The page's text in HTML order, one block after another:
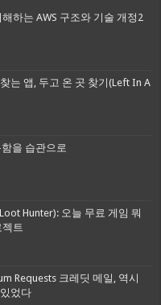
하는 AWS 구조와 기술 개정2
는 앱, 두고 온 곳 찾기(Left In A
을 습관으로
Hunter): 오늘 무료 게임 뭐
젝트
Requests 크레딧 메일, 역시
었다